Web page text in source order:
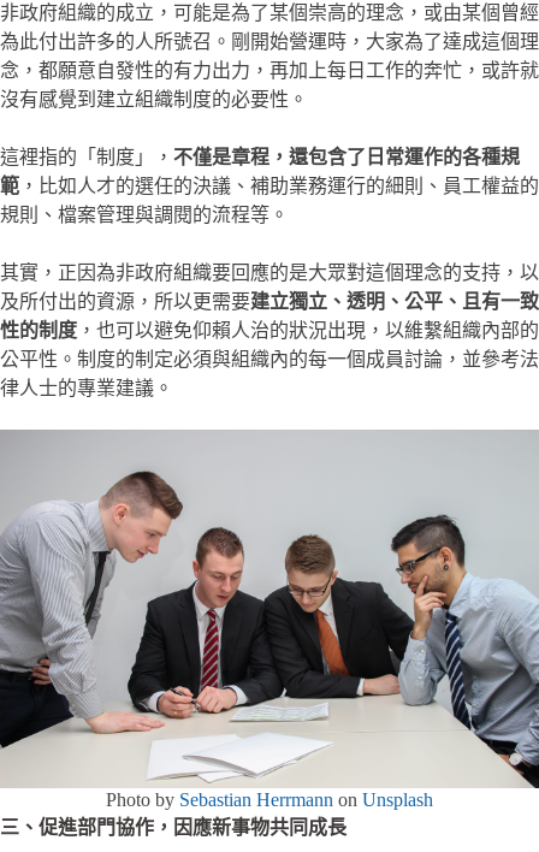
非政府組織的成立，可能是為了某個崇高的理念，或由某個曾經
為此付出許多的人所號召。剛開始營運時，大家為了達成這個理
念，都願意自發性的有力出力，再加上每日工作的奔忙，或許就
沒有感覺到建立組織制度的必要性。
這裡指的「制度」， 不僅是章程，還包含了日常運作的各種規
範 ，比如人才的選任的決議、補助業務運行的細則、員工權益的
規則、檔案管理與調閱的流程等。
其實，正因為非政府組織要回應的是大眾對這個理念的支持，以
及所付出的資源，所以更需要建立獨立、透明、公平、且有一致
性的制度 ，也可以避免仰賴人治的狀況出現，以維繫組織內部的
公平性。制度的制定必須與組織內的每一個成員討論，並參考法
律人士的專業建議。
Photo by Sebastian Herrmann on Unsplash
三、促進部門協作，因應新事物共同成長